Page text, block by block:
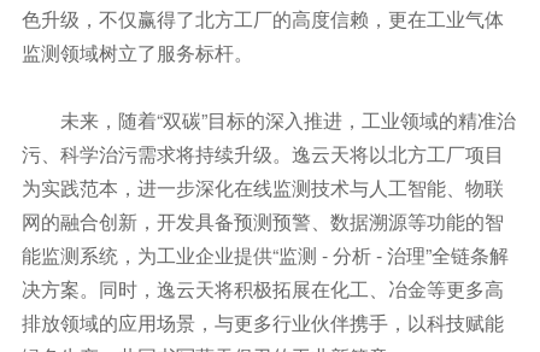
色升级，不仅赢得了北方工厂的高度信赖，更在工业气体
监测领域树立了服务标杆。
未来，随着“双碳”目标的深入推进，工业领域的精准治
污、科学治污需求将持续升级。逸云天将以北方工厂项目
为实践范本，进一步深化在线监测技术与人工智能、物联
网的融合创新，开发具备预测预警、数据溯源等功能的智
能监测系统，为工业企业提供“监测 - 分析 - 治理”全链条解
决方案。同时，逸云天将积极拓展在化工、冶金等更多高
排放领域的应用场景，与更多行业伙伴携手，以科技赋能